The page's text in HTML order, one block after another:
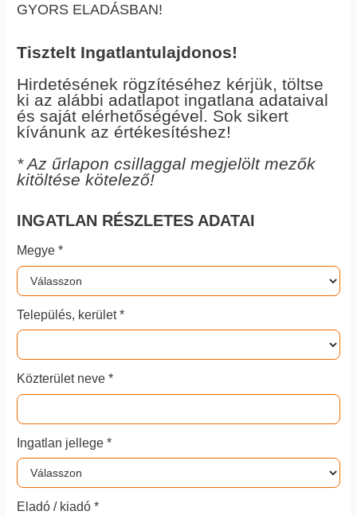
GYORS ELADÁSBAN!
Tisztelt Ingatlantulajdonos!
Hirdetésének rögzítéséhez kérjük, töltse
ki az alábbi adatlapot ingatlana adataival
és saját elérhetőségével. Sok sikert
kívánunk az értékesítéshez!
* Az űrlapon csillaggal megjelölt mezők
kitöltése kötelező!
INGATLAN RÉSZLETES ADATAI
Megye *
Település, kerület *
Közterület neve *
Ingatlan jellege *
Eladó / kiadó *